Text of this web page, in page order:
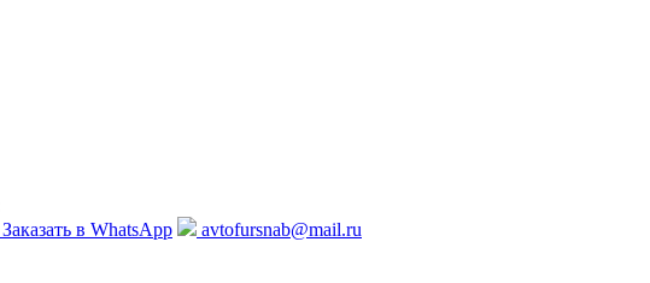
Заказать в WhatsApp
avtofursnab@mail.ru